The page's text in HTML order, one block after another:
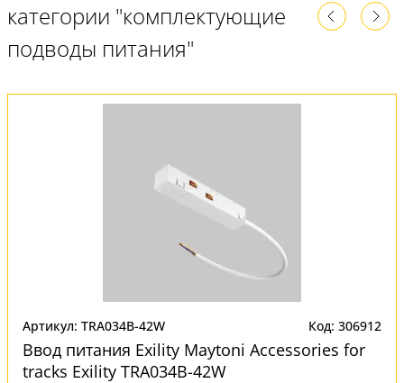
категории "комплектующие
подводы питания"
Артикул: TRA034B-42W Код: 306912
Ввод питания Exility Maytoni Accessories for
tracks Exility TRA034B-42W